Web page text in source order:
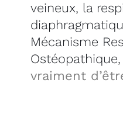
veineux, la
Mécanisme
Ostéopathique,
vraiment